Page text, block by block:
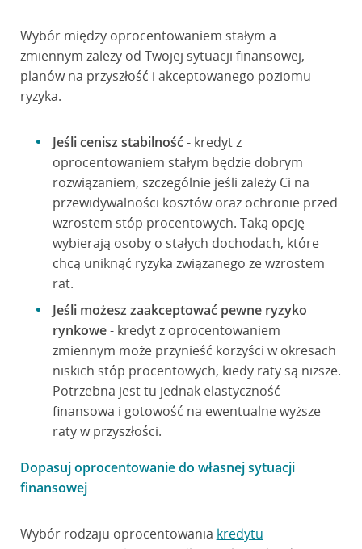
Wybór między oprocentowaniem stałym a
zmiennym zależy od Twojej sytuacji finansowej,
planów na przyszłość i akceptowanego poziomu
ryzyka.
Jeśli cenisz stabilność- kredyt z
oprocentowaniem stałym będzie dobrym
rozwiązaniem, szczególnie jeśli zależy Ci na
przewidywalności kosztów oraz ochronie przed
wzrostem stóp procentowych. Taką opcję
wybierają osoby o stałych dochodach, które
chcą uniknąć ryzyka związanego ze wzrostem
rat.
Jeśli możesz zaakceptować pewne ryzyko
rynkowe- kredyt z oprocentowaniem
zmiennym może przynieść korzyści w okresach
niskich stóp procentowych, kiedy raty są niższe.
Potrzebna jest tu jednak elastyczność
finansowa i gotowość na ewentualne wyższe
raty w przyszłości.
Dopasuj oprocentowanie do własnej sytuacji
finansowej
Wybór rodzaju oprocentowania kredytu